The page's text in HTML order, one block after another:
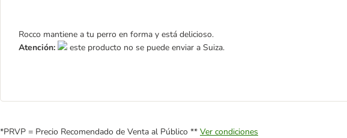
Rocco mantiene a tu perro en forma y está delicioso.
Atención:
este producto no se puede enviar a Suiza.
*PRVP = Precio Recomendado de Venta al Público ** Ver condiciones